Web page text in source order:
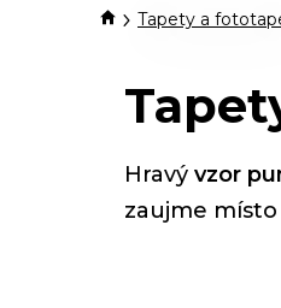
DomůTapety a
Hravý vzor
zaujme